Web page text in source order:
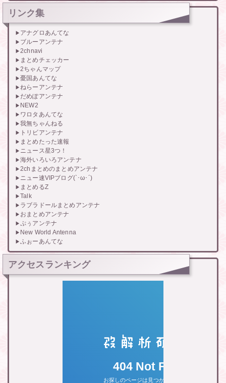
リンク集
アナグロあんてな
ブルーアンテナ
2chnavi
まとめチェッカー
2ちゃんマップ
憂国あんてな
ねらーアンテナ
だめぽアンテナ
NEW2
ワロタあんてな
我無ちゃんねる
トリビアンテナ
まとめたった速報
ニュース星3つ！
海外いろいろアンテナ
2chまとめのまとめアンテナ
ニュー速VIPブログ(`･ω･´)
まとめるZ
Talk
ラブラドールまとめアンテナ
おまとめアンテナ
ぷぅアンテナ
New World Antenna
ふぉーあんてな
アクセスランキング